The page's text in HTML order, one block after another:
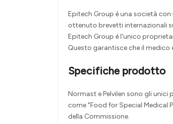
Epitech Group è una società
ottenuto brevetti internazionali
Epitech Group è l'unico
Questo garantisce che il
Specifiche prodotto
Normast e Pelvilen sono gli
come "Food for Special Medical
della Commissione.